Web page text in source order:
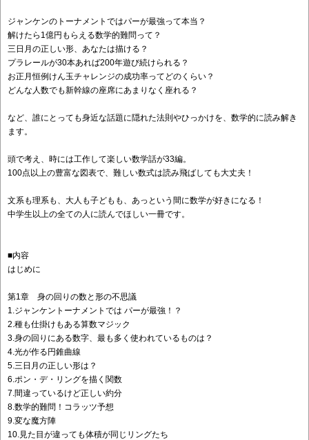
ジャンケンのトーナメントではパーが最強って本当？
解けたら1億円もらえる数学的難問って？
三日月の正しい形、あなたは描ける？
プラレールが30本あれば200年遊び続けられる？
お正月恒例けん玉チャレンジの成功率ってどのくらい？
どんな人数でも新幹線の座席にあまりなく座れる？
など、誰にとっても身近な話題に隠れた法則やひっかけを、数学的に読み解き
ます。
頭で考え、時には工作して楽しい数学話が33編。
100点以上の豊富な図表で、難しい数式は読み飛ばしても大丈夫！
文系も理系も、大人も子どもも、あっという間に数学が好きになる！
中学生以上の全ての人に読んでほしい一冊です。
■内容
はじめに
第1章 身の回りの数と形の不思議
1.ジャンケントーナメントでは パーが最強！？
2.種も仕掛けもある算数マジック
3.身の回りにある数字、最も多く使われているものは？
4.光が作る円錐曲線
5.三日月の正しい形は？
6.ポン・デ・リングを描く関数
7.間違っているけど正しい約分
8.数学的難問！コラッツ予想
9.変な魔方陣
10.見た目が違っても体積が同じリングたち